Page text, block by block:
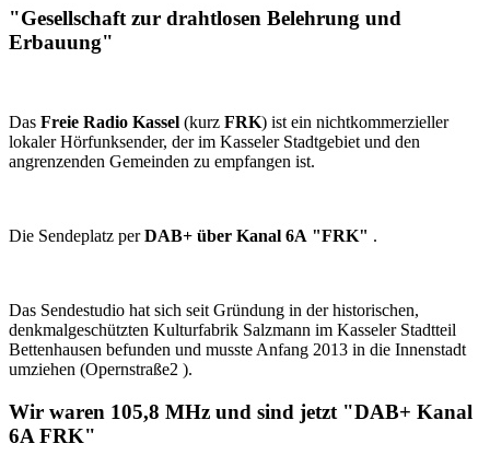
"Gesellschaft zur drahtlosen Belehrung und
Erbauung"
Das Freie Radio Kassel (kurz FRK) ist ein nichtkommerzieller
lokaler Hörfunksender, der im Kasseler Stadtgebiet und den
angrenzenden Gemeinden zu empfangen ist.
Die Sendeplatz perDAB+ über Kanal 6A "FRK" .
Das Sendestudio hat sich seit Gründung in der historischen,
denkmalgeschützten Kulturfabrik Salzmann im Kasseler Stadtteil
Bettenhausen befunden und musste Anfang 2013 in die Innenstadt
umziehen (Opernstraße2 ).
Wir waren 105,8 MHz und sind jetzt "DAB+ Kanal
6A FRK"